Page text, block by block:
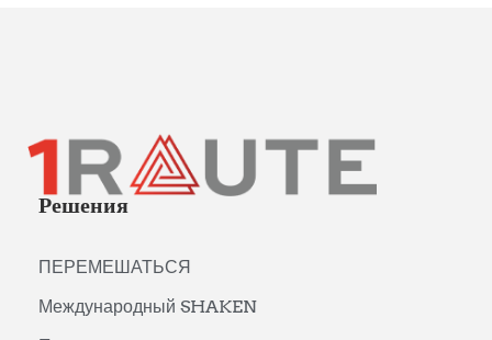
Решения
ПЕРЕМЕШАТЬСЯ
Международный SHAKEN